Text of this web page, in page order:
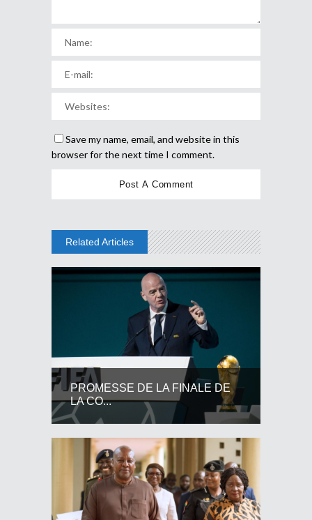
Save my name, email, and website in this
browser for the next time I comment.
Related Articles
PROMESSE DE LA FINALE DE
LA CO...